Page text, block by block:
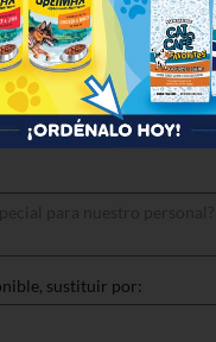
sustituir por: